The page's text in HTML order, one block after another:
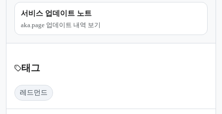
서비스 업데이트 노트
aka.page 업데이트 내역 보기
태그
레드먼드